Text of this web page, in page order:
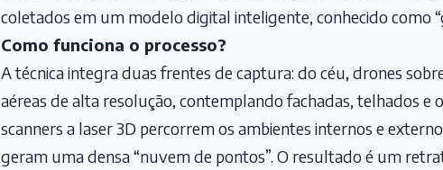
coletados em um modelo digital inteligente, conhecido como
Como funciona o processo?
A técnica integra duas frentes de captura: do céu, drones
aéreas de alta resolução, contemplando fachadas, telhados e
scanners a laser 3D percorrem os ambientes internos e
geram uma densa “nuvem de pontos”. O resultado é um